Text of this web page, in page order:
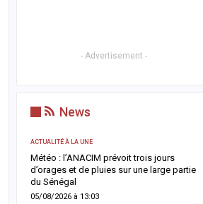
- Advertisement -
News
ACTUALITÉ À LA UNE
Météo : l’ANACIM prévoit trois jours
d’orages et de pluies sur une large partie
du Sénégal
05/08/2026 à 13:03